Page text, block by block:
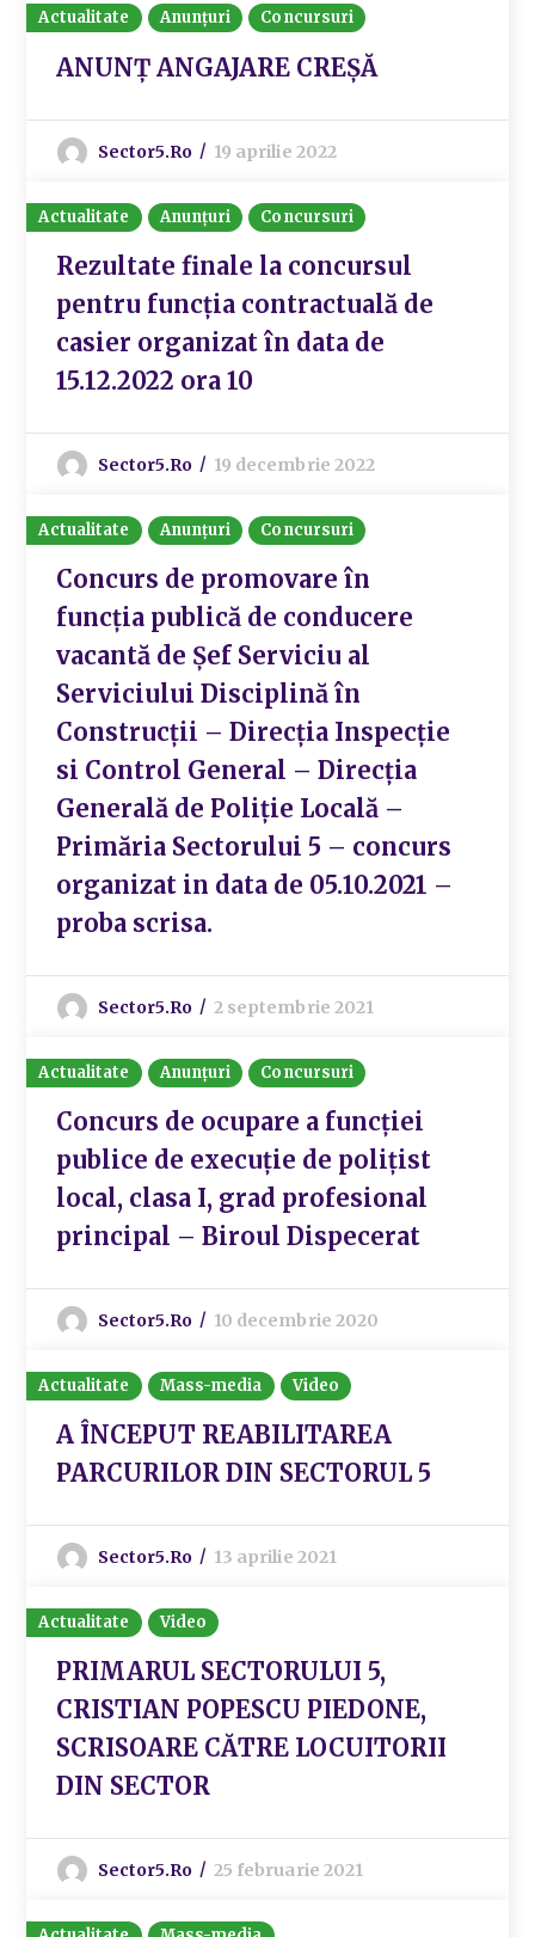
Actualitate Anunțuri Concursuri
ANUNȚ ANGAJARE CREȘĂ
Sector5.ro 19 aprilie 2022
Actualitate Anunțuri Concursuri
Rezultate finale la concursul
pentru funcția contractuală de
casier organizat în data de
15.12.2022 ora 10
Sector5.ro 19 decembrie 2022
Actualitate Anunțuri Concursuri
Concurs de promovare în
funcția publică de conducere
vacantă de Șef Serviciu al
Serviciului Disciplină în
Construcții – Direcția Inspecție
si Control General – Direcția
Generală de Poliție Locală –
Primăria Sectorului 5 – concurs
organizat in data de 05.10.2021 –
proba scrisa.
Sector5.ro 2 septembrie 2021
Actualitate Anunțuri Concursuri
Concurs de ocupare a funcției
publice de execuție de polițist
local, clasa I, grad profesional
principal – Biroul Dispecerat
Sector5.ro 10 decembrie 2020
Actualitate Mass-media Video
A ÎNCEPUT REABILITAREA
PARCURILOR DIN SECTORUL 5
Sector5.ro 13 aprilie 2021
Actualitate Video
PRIMARUL SECTORULUI 5,
CRISTIAN POPESCU PIEDONE,
SCRISOARE CĂTRE LOCUITORII
DIN SECTOR
Sector5.ro 25 februarie 2021